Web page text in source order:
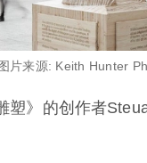
片来源: Keith Hunter
塑》的创作者